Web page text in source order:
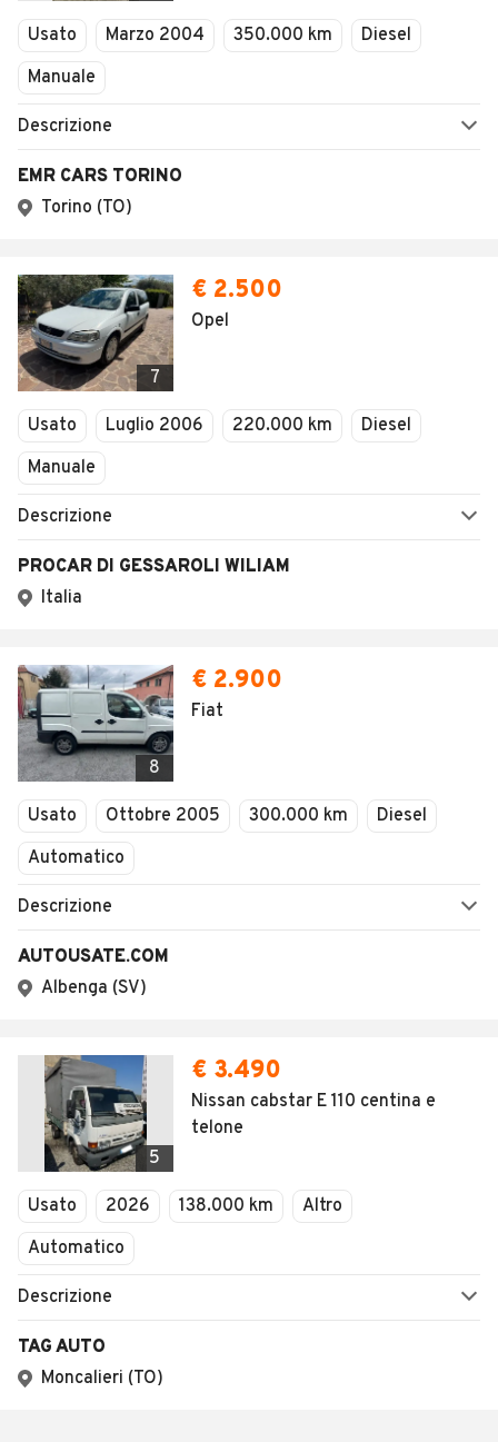
Usato Marzo 2004 350.000 km
Diesel
Manuale
Descrizione
EMR CARS TORINO
Torino (TO)
7
€ 2.500
Opel
Usato Luglio 2006 220.000 km
Diesel
Manuale
Descrizione
PROCAR DI GESSAROLI WILIAM
Italia
8
€ 2.900
Fiat
Usato Ottobre 2005 300.000 km
Diesel
Automatico
Descrizione
AUTOUSATE.COM
Albenga (SV)
5
€ 3.490
Nissan cabstar E 110 centina e
telone
Usato 2026 138.000 km
Altro
Automatico
Descrizione
TAG AUTO
Moncalieri (TO)